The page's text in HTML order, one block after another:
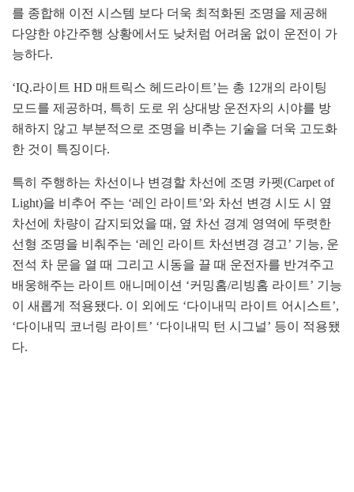
를 종합해 이전 시스템 보다 더욱 최적화된 조명을 제공해
다양한 야간주행 상황에서도 낮처럼 어려움 없이 운전이 가
능하다.
‘IQ.라이트 HD 매트릭스 헤드라이트’는 총 12개의 라이팅
모드를 제공하며, 특히 도로 위 상대방 운전자의 시야를 방
해하지 않고 부분적으로 조명을 비추는 기술을 더욱 고도화
한 것이 특징이다.
특히 주행하는 차선이나 변경할 차선에 조명 카펫(Carpet of
Light)을 비추어 주는 ‘레인 라이트’와 차선 변경 시도 시 옆
차선에 차량이 감지되었을 때, 옆 차선 경계 영역에 뚜렷한
선형 조명을 비춰주는 ‘레인 라이트 차선변경 경고’ 기능, 운
전석 차 문을 열 때 그리고 시동을 끌 때 운전자를 반겨주고
배웅해주는 라이트 애니메이션 ‘커밍홈/리빙홈 라이트’ 기능
이 새롭게 적용됐다. 이 외에도 ‘다이내믹 라이트 어시스트’,
‘다이내믹 코너링 라이트’ ‘다이내믹 턴 시그널’ 등이 적용됐
다.